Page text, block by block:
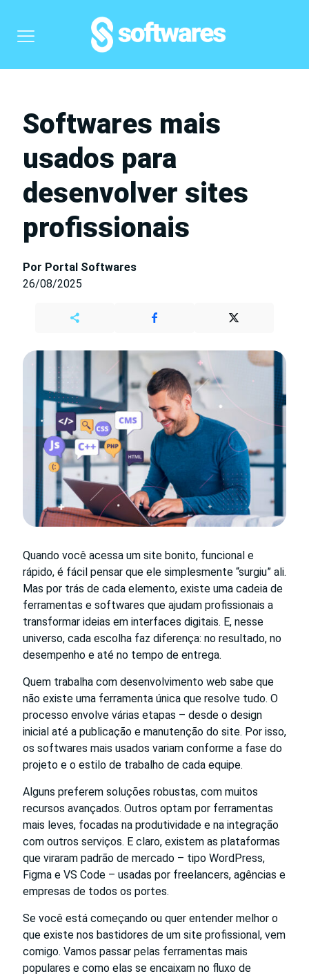
Softwares mais
usados para
desenvolver sites
profissionais
Por Portal Softwares
26/08/2025
Quando você acessa um site bonito, funcional e
rápido, é fácil pensar que ele simplesmente “surgiu” ali.
Mas por trás de cada elemento, existe uma cadeia de
ferramentas e softwares que ajudam profissionais a
transformar ideias em interfaces digitais. E, nesse
universo, cada escolha faz diferença: no resultado, no
desempenho e até no tempo de entrega.
Quem trabalha com desenvolvimento web sabe que
não existe uma ferramenta única que resolve tudo. O
processo envolve várias etapas – desde o design
inicial até a publicação e manutenção do site. Por isso,
os softwares mais usados variam conforme a fase do
projeto e o estilo de trabalho de cada equipe.
Alguns preferem soluções robustas, com muitos
recursos avançados. Outros optam por ferramentas
mais leves, focadas na produtividade e na integração
com outros serviços. E claro, existem as plataformas
que viraram padrão de mercado – tipo WordPress,
Figma e VS Code – usadas por freelancers, agências e
empresas de todos os portes.
Se você está começando ou quer entender melhor o
que existe nos bastidores de um site profissional, vem
comigo. Vamos passar pelas ferramentas mais
populares e como elas se encaixam no fluxo de